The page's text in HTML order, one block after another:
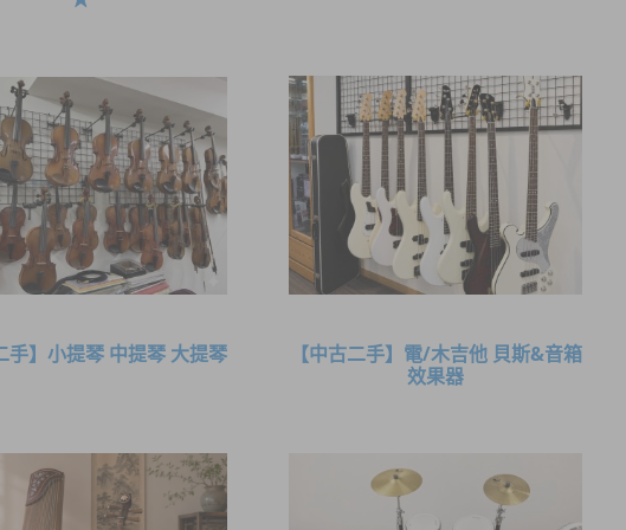
手】小提琴 中提琴 大提琴
【中古二手】電/木吉他 貝斯&音箱
效果器